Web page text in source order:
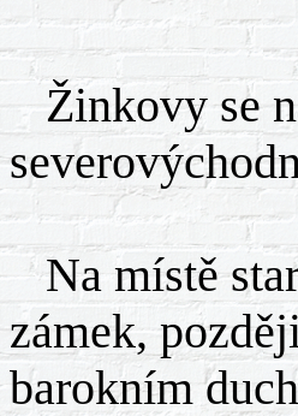
Žinkovy se
Na místě
zámek,
barokním